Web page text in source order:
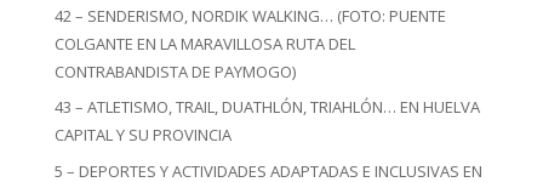
42 – SENDERISMO, NORDIK WALKING… (FOTO: PUENTE
COLGANTE EN LA MARAVILLOSA RUTA DEL
CONTRABANDISTA DE PAYMOGO)
43 – ATLETISMO, TRAIL, DUATHLÓN, TRIAHLÓN… EN HUELVA
CAPITAL Y SU PROVINCIA
5 – DEPORTES Y ACTIVIDADES ADAPTADAS E INCLUSIVAS EN